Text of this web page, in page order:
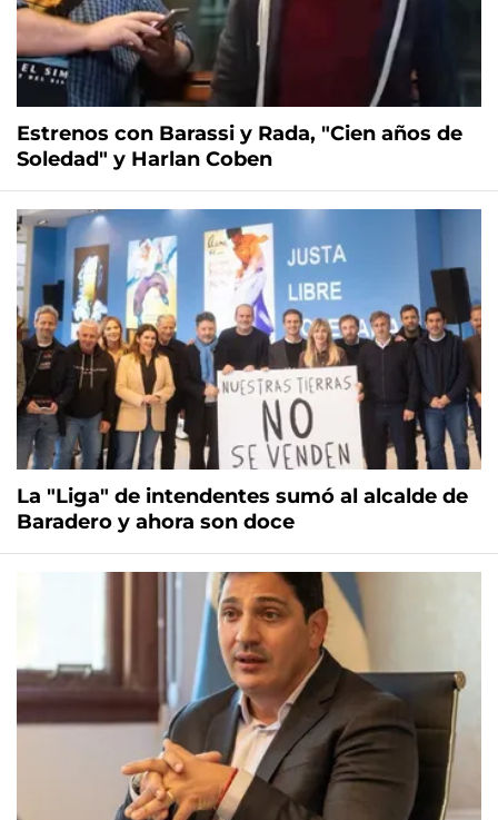
Estrenos con Barassi y Rada, "Cien años de
Soledad" y Harlan Coben
La "Liga" de intendentes sumó al alcalde de
Baradero y ahora son doce